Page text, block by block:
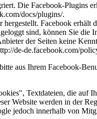
Die Facebook-Plugins
docs/plugins/.
Facebook
sind, können Sie die
der Seiten keine
de-de.facebook.com/
aus Ihrem Facebook-
Textdateien, die auf
Website werden in der
jedoch innerhalb von